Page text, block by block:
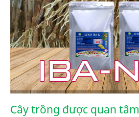
Cây trồng được quan tâm